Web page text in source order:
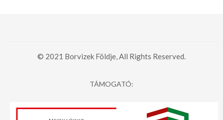
© 2021 Borvizek Földje, All Rights Reserved.
TÁMOGATÓ: